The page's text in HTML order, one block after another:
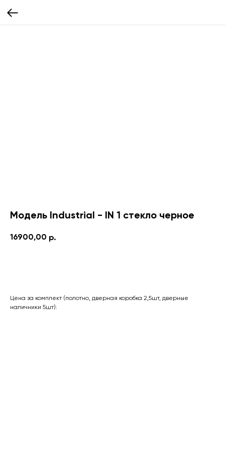
Модель Industrial - IN 1 стекло черное
16900,00 р.
Цена за комплект (полотно, дверная коробка 2,5шт, дверные
наличники 5шт):